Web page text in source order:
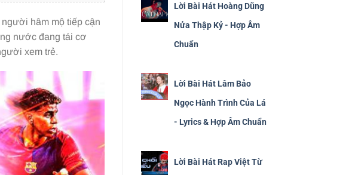
hâm mộ tiếp cận
nước đang tái cơ
xem trẻ.
Lời Bài Hát Hoàng Dũng
Nửa Thập Kỷ - Hợp Âm
Chuẩn
Lời Bài Hát Lâm Bảo
Ngọc Hành Trình Của Lá
- Lyrics & Hợp Âm Chuẩn
Lời Bài Hát Rap Việt Từ